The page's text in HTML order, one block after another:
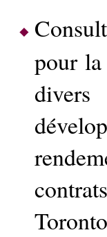
pour la